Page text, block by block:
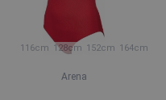
116cm 128cm 152cm 164cm
Arena